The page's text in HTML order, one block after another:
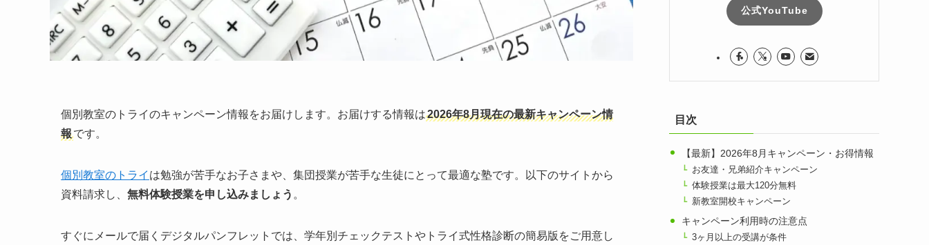
個別教室のトライのキャンペーン情報をお届けします。お届けする情報は2026年8月現在の最新キャンペーン情
報です。
個別教室のトライ は勉強が苦手なお子さまや、集団授業が苦手な生徒にとって最適な塾です。以下のサイトから
資料請求し、 無料体験授業を申し込みましょう 。
すぐにメールで届くデジタルパンフレットでは、学年別チェックテストやトライ式性格診断の簡易版をご用意し
公式YouTube
目次
【最新】2026年8月キャンペーン・お得情報
お友達・兄弟紹介キャンペーン
体験授業は最大120分無料
新教室開校キャンペーン
キャンペーン利用時の注意点
3ヶ月以上の受講が条件